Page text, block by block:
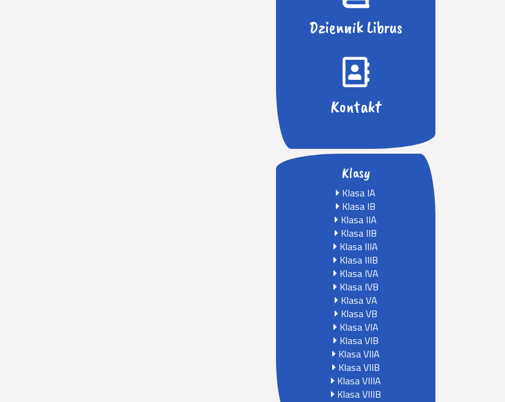
Dziennik Librus
Kontakt
Klasy
Klasa IA
Klasa IB
Klasa IIA
Klasa IIB
Klasa IIIA
Klasa IIIB
Klasa IVA
Klasa IVB
Klasa VA
Klasa VB
Klasa VIA
Klasa VIB
Klasa VIIA
Klasa VIIB
Klasa VIIIA
Klasa VIIIB